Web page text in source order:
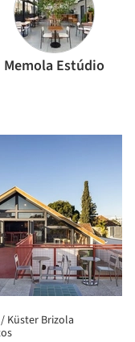
Memola Estúdio
Küster Brizola